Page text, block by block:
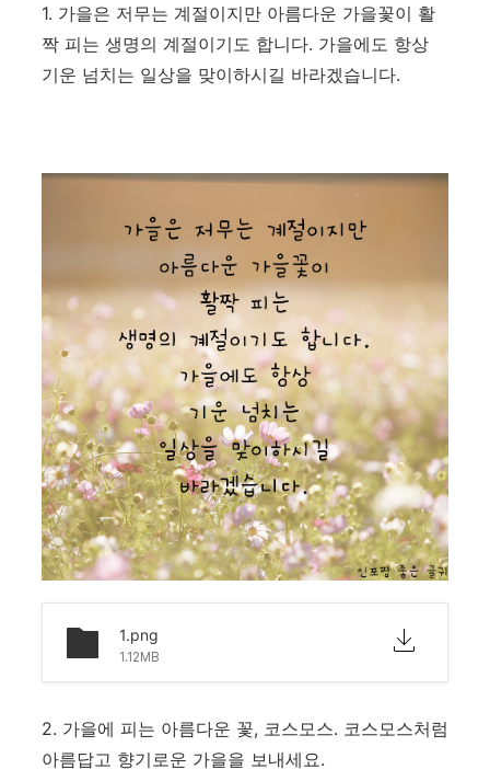
1. 가을은 저무는 계절이지만 아름다운 가을꽃이 활
짝 피는 생명의 계절이기도 합니다. 가을에도 항상
기운 넘치는 일상을 맞이하시길 바라겠습니다.
1.png
1.12MB
2. 가을에 피는 아름다운 꽃, 코스모스. 코스모스처럼
아름답고 향기로운 가을을 보내세요.